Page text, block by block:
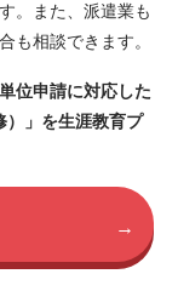
。また、派遣業も
も相談できます。
位申請に対応した
」を生涯教育プ
→